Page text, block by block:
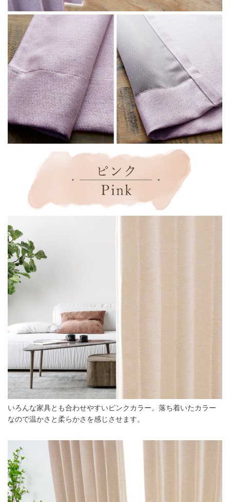
いろんな家具とも合わせやすいピンクカラー。落ち着いたカラー
なので温かさと柔らかさを感じさせます。